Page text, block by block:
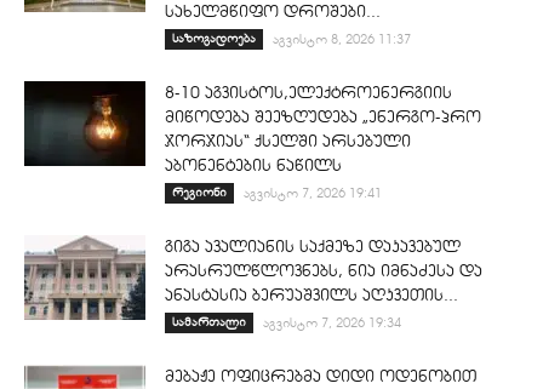
სახელმწიფო დროშები...
საზოგადოება აგვისტო 8, 2026 11:37
8-10 აგვისტოს,ელექტროენერგიის
მიწოდება შეეზღუდება „ენერგო-პრო
ჯორჯიას“ ქსელში არსებული
აბონენტების ნაწილს
რეგიონი აგვისტო 7, 2026 19:41
გიგა ავალიანის საქმეზე დაკავებულ
არასრულწლოვნებს, ნია იმნაძესა და
ანასტასია ბერუაშვილს აღკვეთის...
სამართალი აგვისტო 7, 2026 19:34
მებაჟე ოფიცრებმა დიდი ოდენობით